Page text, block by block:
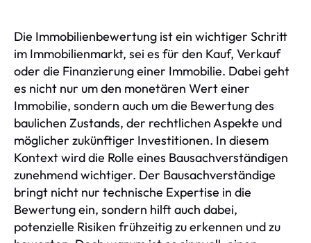
Die Immobilienbewertung ist ein wichtiger Schritt
im Immobilienmarkt, sei es für den Kauf, Verkauf
oder die Finanzierung einer Immobilie. Dabei geht
es nicht nur um den monetären Wert einer
Immobilie, sondern auch um die Bewertung des
baulichen Zustands, der rechtlichen Aspekte und
möglicher zukünftiger Investitionen. In diesem
Kontext wird die Rolle eines Bausachverständigen
zunehmend wichtiger. Der Bausachverständige
bringt nicht nur technische Expertise in die
Bewertung ein, sondern hilft auch dabei,
potenzielle Risiken frühzeitig zu erkennen und zu